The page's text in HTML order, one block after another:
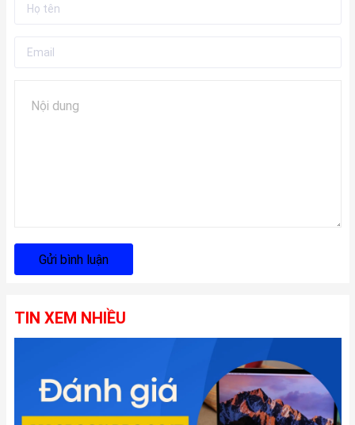
Gửi bình luận
TIN XEM NHIỀU